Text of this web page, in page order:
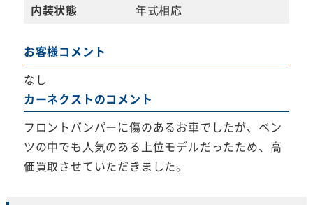
内装状態
年式相応
お客様コメント
なし
カーネクストのコメント
フロントバンパーに傷のあるお車でしたが、ベン
ツの中でも人気のある上位モデルだったため、高
価買取させていただきました。